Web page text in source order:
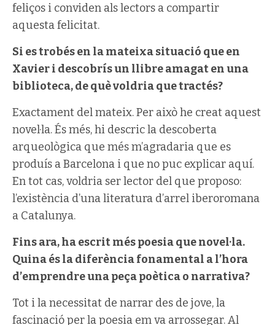
feliços i conviden als lectors a compartir
aquesta felicitat.
Si es trobés en la mateixa situació que en
Xavier i descobrís un llibre amagat en una
biblioteca, de què voldria que tractés?
Exactament del mateix. Per això he creat aquest
novel·la. És més, hi descric la descoberta
arqueològica que més m’agradaria que es
produís a Barcelona i que no puc explicar aquí.
En tot cas, voldria ser lector del que proposo:
l’existència d’una literatura d’arrel iberoromana
a Catalunya.
Fins ara, ha escrit més poesia que novel·la.
Quina és la diferència fonamental a l’hora
d’emprendre una peça poètica o narrativa?
Tot i la necessitat de narrar des de jove, la
fascinació per la poesia em va arrossegar. Al